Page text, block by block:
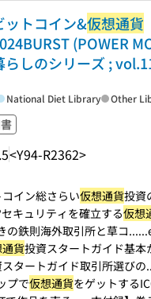
ットコイン&仮想通貨
(POWER
らしのシリーズ ;
<Y94-R2362>
National Diet Library Other
イン総さらい仮想通貨投資
キュリティを確立する仮想
の鉄則海外取引所と草コ...
貨投資スタートガイド基本
タートガイド取引所選びの
プで仮想通貨をゲットする